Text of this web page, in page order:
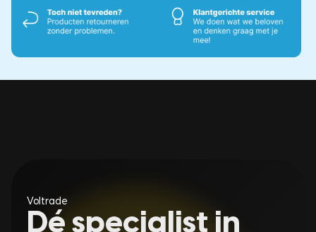
Voltrade
Dé specialist in